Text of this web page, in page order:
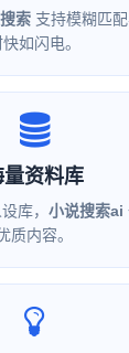
索 支持模糊匹
如闪电。
量资料库
库， 小说搜索ai
质内容。